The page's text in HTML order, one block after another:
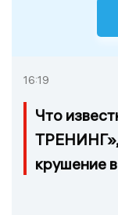
16:19
Что
ТРЕНИНГ»,
крушение